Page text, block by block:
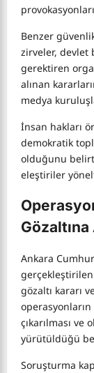
Benzer
zirveler, devlet
gerektiren
alınan
medya
İnsan hakları
demokratik
olduğunu
eleştiriler
Gözaltına
Ankara
gerçekleştirilen
gözaltı kararı
çıkarılması ve
yürütüldüğü
Soruşturma